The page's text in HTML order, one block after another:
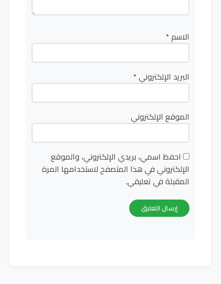
الاسم*
البريد الإلكتروني*
الموقع الإلكتروني
احفظ اسمي، بريدي الإلكتروني، والموقع
الإلكتروني في هذا المتصفح لاستخدامها المرة
المقبلة في تعليقي.